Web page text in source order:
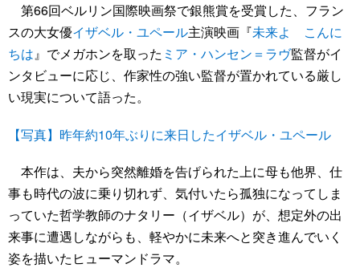
第66回ベルリン国際映画祭で銀熊賞を受賞した、フラン
スの大女優イザベル・ユペール主演映画『未来よ こんに
ちは』でメガホンを取った ミア・ハンセン＝ラヴ監督がイ
ンタビューに応じ、作家性の強い監督が置かれている厳し
い現実について語った。
【写真】昨年約10年ぶりに来日したイザベル・ユペール
本作は、夫から突然離婚を告げられた上に母も他界、仕
事も時代の波に乗り切れず、気付いたら孤独になってしま
っていた哲学教師のナタリー（イザベル）が、想定外の出
来事に遭遇しながらも、軽やかに未来へと突き進んでいく
姿を描いたヒューマンドラマ。